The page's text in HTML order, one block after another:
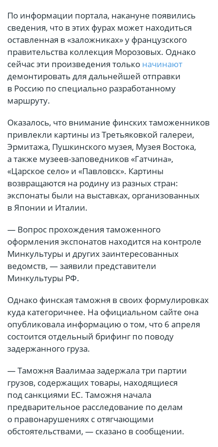
По информации портала, накануне появились
сведения, что в этих фурах может находиться
оставленная в «заложниках» у французского
правительства коллекция Морозовых. Однако
сейчас эти произведения только начинают
демонтировать для дальнейшей отправки
в Россию по специально разработанному
маршруту.
Оказалось, что внимание финских таможенников
привлекли картины из Третьяковкой галереи,
Эрмитажа, Пушкинского музея, Музея Востока,
а также музеев-заповедников «Гатчина»,
«Царское село» и «Павловск». Картины
возвращаются на родину из разных стран:
экспонаты были на выставках, организованных
в Японии и Италии.
— Вопрос прохождения таможенного
оформления экспонатов находится на контроле
Минкультуры и других заинтересованных
ведомств, — заявили представители
Минкультуры РФ.
Однако финская таможня в своих формулировках
куда категоричнее. На официальном сайте она
опубликовала информацию о том, что 6 апреля
состоится отдельный брифинг по поводу
задержанного груза.
— Таможня Ваалимаа задержала три партии
грузов, содержащих товары, находящиеся
под санкциями ЕС. Таможня начала
предварительное расследование по делам
о правонарушениях с отягчающими
обстоятельствами, — сказано в сообщении.